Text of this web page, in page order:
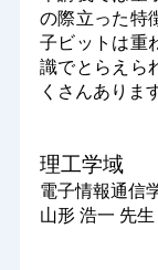
の際立った特
子ビットは重
識でとらえら
くさんありま
理工学域
電子情報通信
山形 浩一 先生